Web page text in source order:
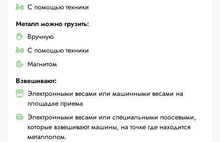
С помощью техники
Металл можно грузить:
Вручную
С помощью техники
Магнитом
Взвешивают:
Электронными весами или машинными весами на
площадке приема
Электронными весами или специальными поосевыми,
которые взвешивают машины, на точке где находится
металлолом.